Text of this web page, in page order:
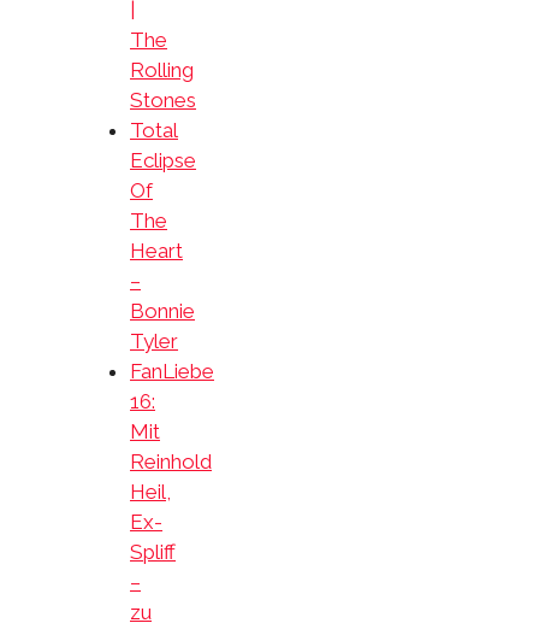
The
Rolling
Stones
Total
Eclipse
Of
The
Heart
–
Bonnie
Tyler
FanLiebe
16:
Mit
Reinhold
Heil,
Ex-
Spliff
–
zu